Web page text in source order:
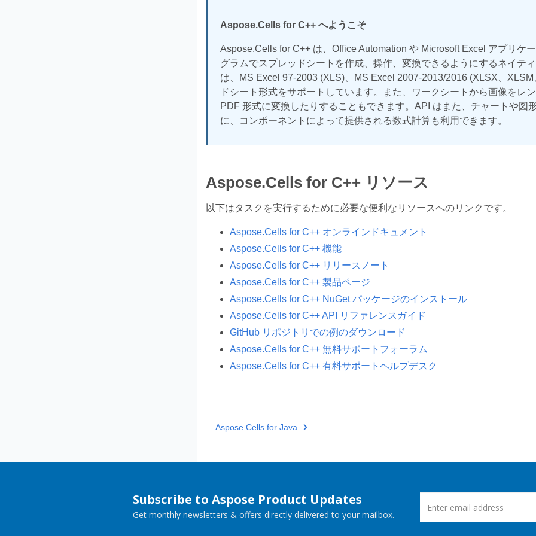
Aspose.Cells for C++ へようこそ
Aspose.Cells for C++ は、Office Automation や Microsoft Excel アプリケ
グラムでスプレッドシートを作成、操作、変換できるようにするネイテ
は、MS Excel 97-2003 (XLS)、MS Excel 2007-2013/2016 (XLSX、
ドシート形式をサポートしています。また、ワークシートから画像をレ
PDF 形式に変換したりすることもできます。API はまた、チャートや図
に、コンポーネントによって提供される数式計算も利用できます。
Aspose.Cells for C++ リソース
以下はタスクを実行するために必要な便利なリソースへのリンクです。
Aspose.Cells for C++ オンラインドキュメント
Aspose.Cells for C++ 機能
Aspose.Cells for C++ リリースノート
Aspose.Cells for C++ 製品ページ
Aspose.Cells for C++ NuGet パッケージのインストール
Aspose.Cells for C++ API リファレンスガイド
GitHub リポジトリでの例のダウンロード
Aspose.Cells for C++ 無料サポートフォーラム
Aspose.Cells for C++ 有料サポートヘルプデスク
Aspose.Cells for Java
Subscribe to Aspose Product Updates
Get monthly newsletters & offers directly delivered to your mailbox.